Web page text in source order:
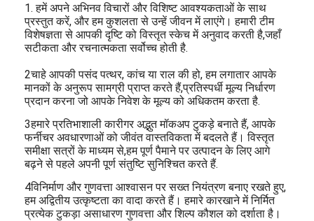
1. हमें अपने अभिनव विचारों और विशिष्ट आवश्यकताओं के साथ
प्रस्तुत करें, और हम कुशलता से उन्हें जीवन में लाएंगे। हमारी टीम
विशेषज्ञता से आपकी दृष्टि को विस्तृत स्केच में अनुवाद करती है,जहाँ
सटीकता और रचनात्मकता सर्वोच्च होती है.
2चाहे आपकी पसंद पत्थर, कांच या राल की हो, हम लगातार आपके
मानकों के अनुरूप सामग्री प्राप्त करते हैं,प्रतिस्पर्धी मूल्य निर्धारण
प्रदान करना जो आपके निवेश के मूल्य को अधिकतम करता है.
3हमारे प्रतिभाशाली कारीगर अद्भुत मॉकअप टुकड़े बनाते हैं, आपके
फर्नीचर अवधारणाओं को जीवंत वास्तविकता में बदलते हैं। विस्तृत
समीक्षा सत्रों के माध्यम से,हम पूर्ण पैमाने पर उत्पादन के लिए आगे
बढ़ने से पहले अपनी पूर्ण संतुष्टि सुनिश्चित करते हैं.
4विनिर्माण और गुणवत्ता आश्वासन पर सख्त नियंत्रण बनाए रखते हुए,
हम अद्वितीय उत्कृष्टता का वादा करते हैं। हमारे कारखाने में निर्मित
प्रत्येक टुकड़ा असाधारण गुणवत्ता और शिल्प कौशल को दर्शाता है।